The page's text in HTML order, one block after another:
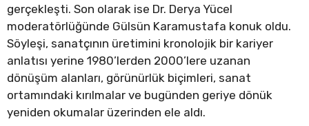
gerçekleşti. Son olarak ise Dr. Derya Yücel
moderatörlüğünde Gülsün Karamustafa konuk oldu.
Söyleşi, sanatçının üretimini kronolojik bir kariyer
anlatısı yerine 1980’lerden 2000’lere uzanan
dönüşüm alanları, görünürlük biçimleri, sanat
ortamındaki kırılmalar ve bugünden geriye dönük
yeniden okumalar üzerinden ele aldı.